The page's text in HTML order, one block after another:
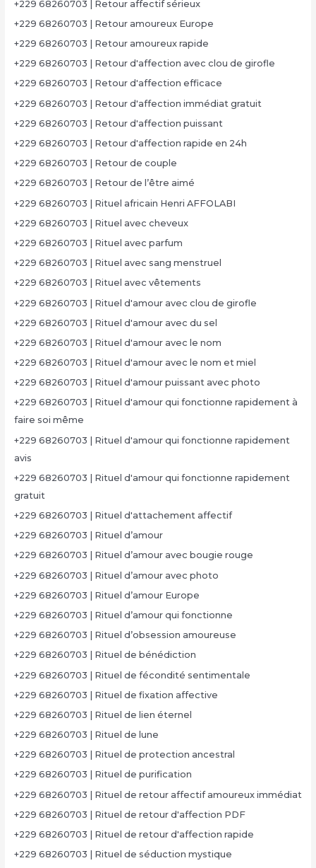
+229 68260703 | Retour affectif sérieux
+229 68260703 | Retour amoureux Europe
+229 68260703 | Retour amoureux rapide
+229 68260703 | Retour d'affection avec clou de girofle
+229 68260703 | Retour d'affection efficace
+229 68260703 | Retour d'affection immédiat gratuit
+229 68260703 | Retour d'affection puissant
+229 68260703 | Retour d'affection rapide en 24h
+229 68260703 | Retour de couple
+229 68260703 | Retour de l’être aimé
+229 68260703 | Rituel africain Henri AFFOLABI
+229 68260703 | Rituel avec cheveux
+229 68260703 | Rituel avec parfum
+229 68260703 | Rituel avec sang menstruel
+229 68260703 | Rituel avec vêtements
+229 68260703 | Rituel d'amour avec clou de girofle
+229 68260703 | Rituel d'amour avec du sel
+229 68260703 | Rituel d'amour avec le nom
+229 68260703 | Rituel d'amour avec le nom et miel
+229 68260703 | Rituel d'amour puissant avec photo
+229 68260703 | Rituel d'amour qui fonctionne rapidement à
faire soi même
+229 68260703 | Rituel d'amour qui fonctionne rapidement
avis
+229 68260703 | Rituel d'amour qui fonctionne rapidement
gratuit
+229 68260703 | Rituel d'attachement affectif
+229 68260703 | Rituel d’amour
+229 68260703 | Rituel d’amour avec bougie rouge
+229 68260703 | Rituel d’amour avec photo
+229 68260703 | Rituel d’amour Europe
+229 68260703 | Rituel d’amour qui fonctionne
+229 68260703 | Rituel d’obsession amoureuse
+229 68260703 | Rituel de bénédiction
+229 68260703 | Rituel de fécondité sentimentale
+229 68260703 | Rituel de fixation affective
+229 68260703 | Rituel de lien éternel
+229 68260703 | Rituel de lune
+229 68260703 | Rituel de protection ancestral
+229 68260703 | Rituel de purification
+229 68260703 | Rituel de retour affectif amoureux immédiat
+229 68260703 | Rituel de retour d'affection PDF
+229 68260703 | Rituel de retour d'affection rapide
+229 68260703 | Rituel de séduction mystique